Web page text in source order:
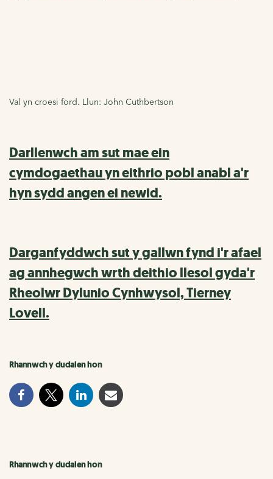
Val yn croesi ford. Llun: John Cuthbertson
Darllenwch am sut mae ein
cymdogaethau yn eithrio pobl anabl a'r
hyn sydd angen ei newid.
Darganfyddwch sut y gallwn fynd i'r afael
ag annhegwch wrth deithio llesol gyda'r
Rheolwr Dylunio Cynhwysol, Tierney
Lovell.
Rhannwch y dudalen hon
Rhannwch y dudalen hon